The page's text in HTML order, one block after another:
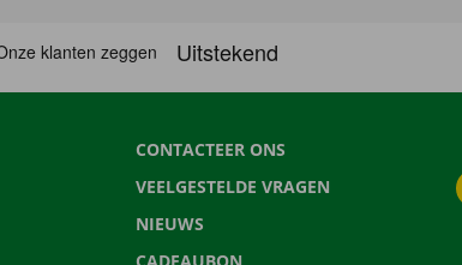
CONTACTEER ONS
VEELGESTELDE VRAGEN
NIEUWS